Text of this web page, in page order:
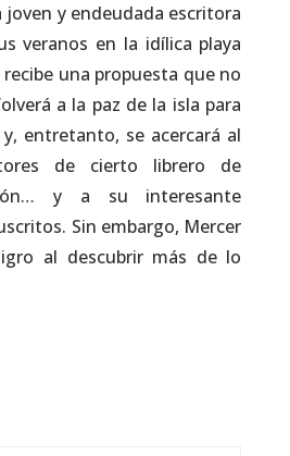
joven y endeudada escritora
veranos en la idílica playa
una propuesta que no
a la paz de la isla para
entretanto, se acercará al
de cierto librero de
y a su interesante
Sin embargo, Mercer
al descubrir más de lo